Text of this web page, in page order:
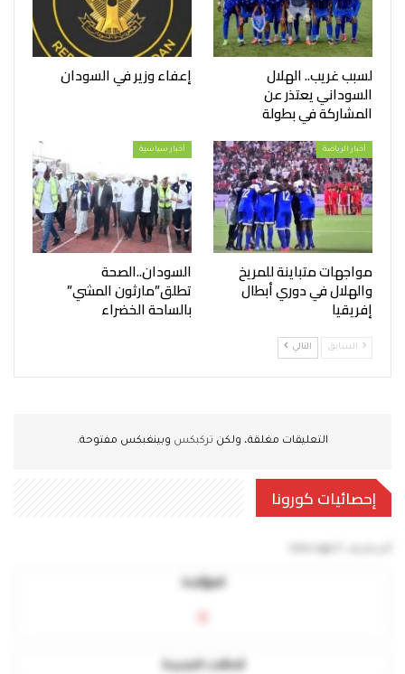
لسبب غريب.. الهلال
السوداني يعتذر عن
المشاركة في بطولة
إعفاء وزير في السودان
أخبار الرياضة
مواجهات متباينة للمريخ
والهلال في دوري أبطال
إفريقيا
أخبار سياسية
السودان..الصحة
تطلق”مارثون المشي”
بالساحة الخضراء
السابق التالي
التعليقات مغلقة، ولكن تركبكس وبينغبكس مفتوحة.
إحصائيات كورونا
المؤكدة
0
الحالات الجديدة